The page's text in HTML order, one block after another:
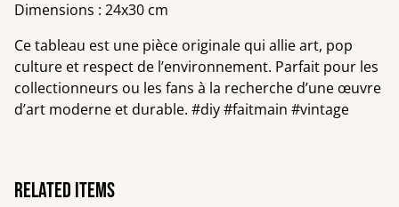
Dimensions : 24x30 cm
Ce tableau est une pièce originale qui allie art, pop
culture et respect de l’environnement. Parfait pour les
collectionneurs ou les fans à la recherche d’une œuvre
d’art moderne et durable. #diy #faitmain #vintage
Related items